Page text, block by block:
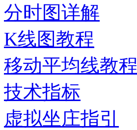
分时图详解
K线图教程
移动平均线教程
技术指标
虚拟坐庄指引